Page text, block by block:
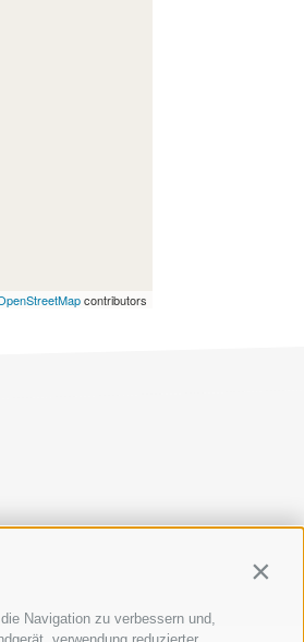
Navigation zu verbessern und,
contributors